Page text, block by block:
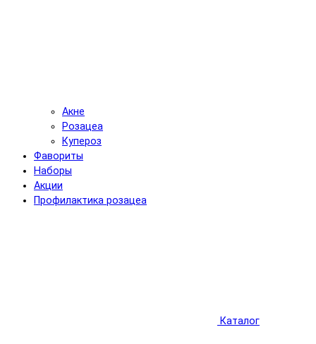
Акне
Розацеа
Купероз
Фавориты
Наборы
Акции
Профилактика розацеа
Каталог